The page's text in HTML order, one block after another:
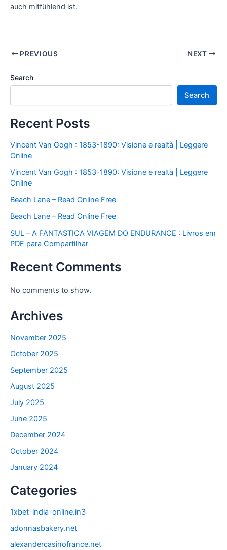
auch mitfühlend ist.
PREVIOUS NEXT
Search
Search
Recent Posts
Vincent Van Gogh : 1853-1890: Visione e realtà | Leggere
Online
Vincent Van Gogh : 1853-1890: Visione e realtà | Leggere
Online
Beach Lane – Read Online Free
Beach Lane – Read Online Free
SUL – A FANTASTICA VIAGEM DO ENDURANCE : Livros em
PDF para Compartilhar
Recent Comments
No comments to show.
Archives
November 2025
October 2025
September 2025
August 2025
July 2025
June 2025
December 2024
October 2024
January 2024
Categories
1xbet-india-online.in3
adonnasbakery.net
alexandercasinofrance.net